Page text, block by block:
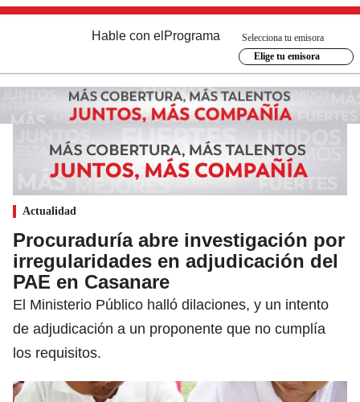
Hable con el Programa
Selecciona tu emisora
Elige tu emisora
Actualidad
Procuraduría abre investigación por
irregularidades en adjudicación del
PAE en Casanare
El Ministerio Público halló dilaciones, y un intento
de adjudicación a un proponente que no cumplía
los requisitos.